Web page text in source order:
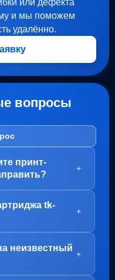
и мы поможем
удалённо.
вопросы
принт-
+
не требуется.
картридж), у
меняем чип и
tk-
+
возможна как в
так и на выезде.
раз картридж
неизвестный
+